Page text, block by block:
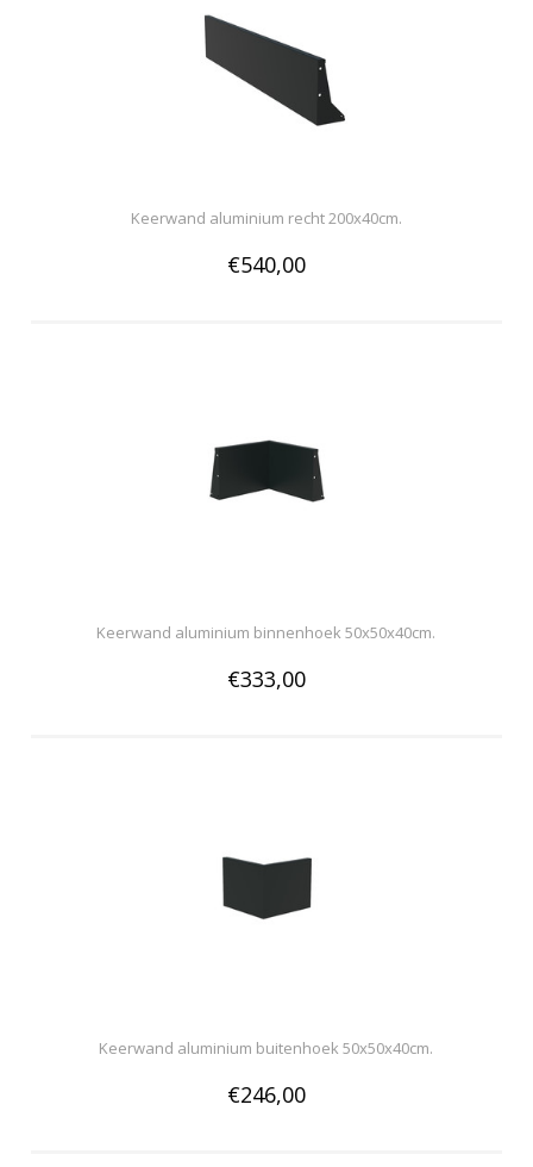
Keerwand aluminium recht 200x40cm.
€540,00
Keerwand aluminium binnenhoek 50x50x40cm.
€333,00
Keerwand aluminium buitenhoek 50x50x40cm.
€246,00